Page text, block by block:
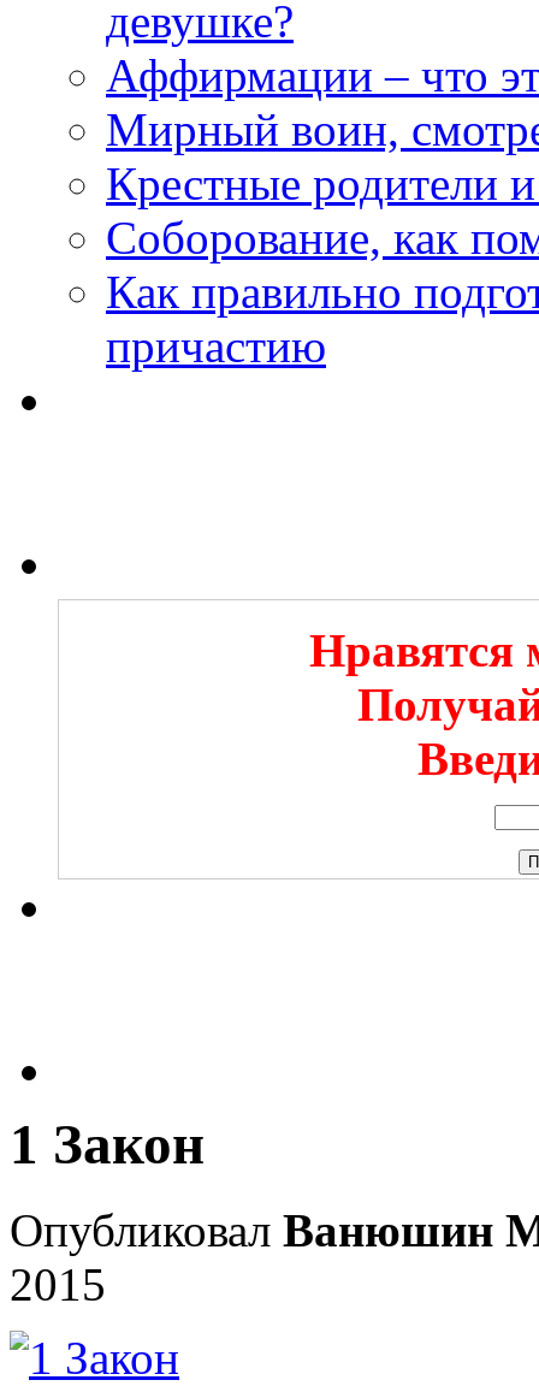
девушке?
Аффирмации – что
Мирный воин,
Крестные родители
Соборование, как
Как правильно
причастию
Нравятся
1 Закон
Опубликовал Ванюшин
2015